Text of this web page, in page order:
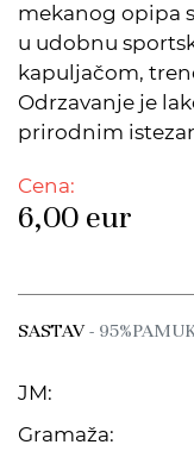
mekanog opipa
u udobnu
kapuljačom,
Odrzavanje je
prirodnim
Cena:
6,00 eur
SASTAV-
JM:
Gramaža: